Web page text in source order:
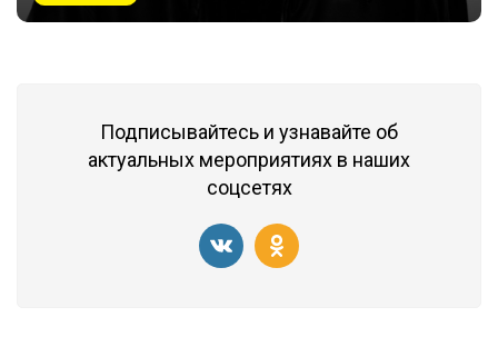
Подписывайтесь и узнавайте об
актуальных мероприятиях в наших
соцсетях